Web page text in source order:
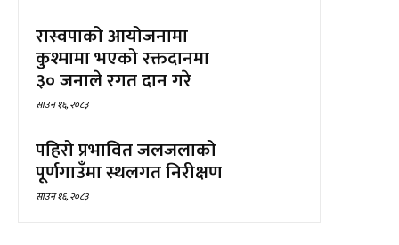
रास्वपाको आयोजनामा
कुश्मामा भएको रक्तदानमा
३० जनाले रगत दान गरे
साउन १६, २०८३
पहिरो प्रभावित जलजलाको
पूर्णगाउँमा स्थलगत निरीक्षण
साउन १६, २०८३